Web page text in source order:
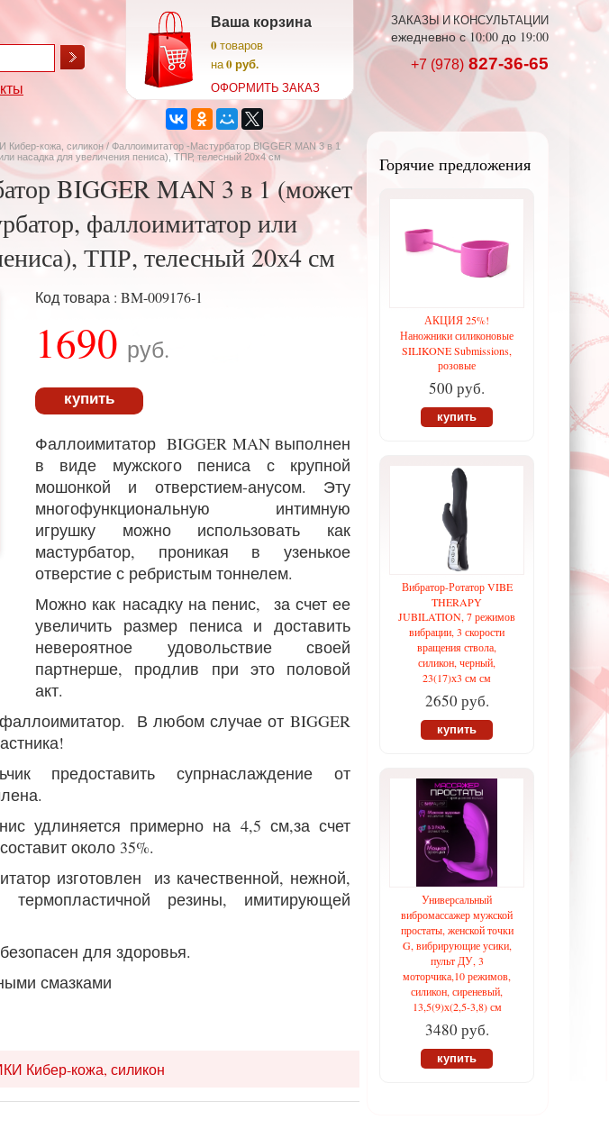
Ваша корзина
0товаров
на0 руб.
ОФОРМИТЬ ЗАКАЗ
ЗАКАЗЫ И КОНСУЛЬТАЦИИ
ежедневно с 10:00 до 19:00
+7 (978) 827-36-65
кожа, силикон / Фаллоимитатор -Мастурбатор BIGGER MAN 3 в 1
насадка для увеличения пениса), ТПР, телесный 20х4 см
BIGGER MAN 3 в 1 (может
фаллоимитатор или
ТПР, телесный 20х4 см
Код товара : BM-009176-1
1690 руб.
купить
Фаллоимитатор BIGGER MAN выполнен
в виде мужского пениса с крупной
мошонкой и отверстием-анусом. Эту
многофункциональную интимную
игрушку можно использовать как
мастурбатор, проникая в узенькое
отверстие с ребристым тоннелем.
Можно как насадку на пенис, за счет ее
увеличить размер пениса и доставить
невероятное удовольствие своей
партнерше, продлив при это половой
акт.
В любом случае от BIGGER
предоставить супрнаслаждение от
удлиняется примерно на 4,5 см,за счет
около 35%.
изготовлен из качественной, нежной,
термопластичной резины, имитирующей
для здоровья.
смазками
Кибер-кожа, силикон
Горячие предложения
АКЦИЯ 25%!
Наножники силиконовые
SILIKONE Submissions,
розовые
500 руб.
купить
Вибратор-Ротатор VIBE
THERAPY
JUBILATION, 7 режимов
вибрации, 3 скорости
вращения ствола,
силикон, черный,
23(17)х3 см см
2650 руб.
купить
Универсальный
вибромассажер мужской
простаты, женской точки
G, вибрирующие усики,
пульт ДУ, 3
моторчика,10 режимов,
силикон, сиреневый,
13,5(9)х(2,5-3,8) см
3480 руб.
купить